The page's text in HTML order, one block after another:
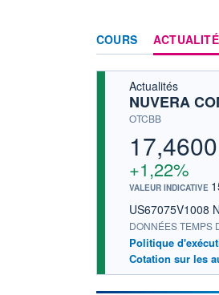
COURS
Actualités
NUVERA
OTCBB
17,4600
+1,22%
VALEUR INDICATIVE
US67075V1008
DONNÉES TEMPS
Politique
Cotation sur les